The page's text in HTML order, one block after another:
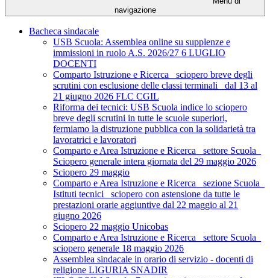
navigazione
Bacheca sindacale
USB Scuola: Assemblea online su supplenze e
immissioni in ruolo A.S. 2026/27 6 LUGLIO
DOCENTI
Comparto Istruzione e Ricerca_ sciopero breve degli
scrutini con esclusione delle classi terminali_ dal 13 al
21 giugno 2026 FLC CGIL
Riforma dei tecnici: USB Scuola indice lo sciopero
breve degli scrutini in tutte le scuole superiori,
fermiamo la distruzione pubblica con la solidarietà tra
lavoratrici e lavoratori
Comparto e Area Istruzione e Ricerca_ settore Scuola_
Sciopero generale intera giornata del 29 maggio 2026
Sciopero 29 maggio
Comparto e Area Istruzione e Ricerca_ sezione Scuola_
Istituti tecnici_ sciopero con astensione da tutte le
prestazioni orarie aggiuntive dal 22 maggio al 21
giugno 2026
Sciopero 22 maggio Unicobas
Comparto e Area Istruzione e Ricerca_ settore Scuola_
sciopero generale 18 maggio 2026
Assemblea sindacale in orario di servizio - docenti di
religione LIGURIA SNADIR